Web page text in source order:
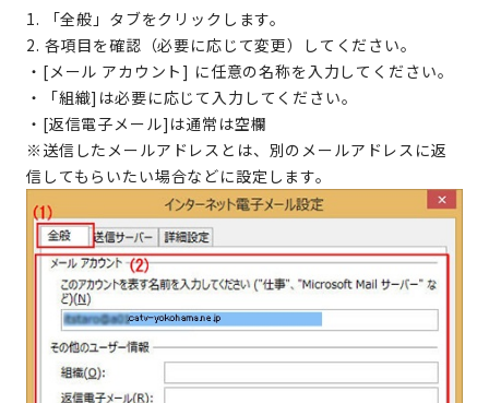
1. 「全般」タブをクリックします。
2. 各項目を確認（必要に応じて変更）してください。
・[メール アカウント] に任意の名称を入力してください。
・「組織]は必要に応じて入力してください。
・[返信電子メール]は通常は空欄
※送信したメールアドレスとは、別のメールアドレスに返
信してもらいたい場合などに設定します。